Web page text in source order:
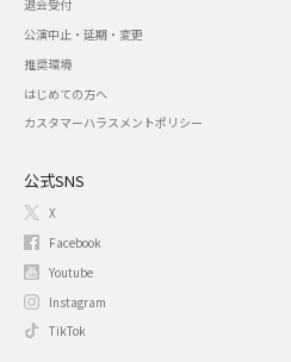
退会受付
公演中止・延期・変更
推奨環境
はじめての方へ
カスタマーハラスメントポリシー
公式SNS
X
Facebook
Youtube
Instagram
TikTok